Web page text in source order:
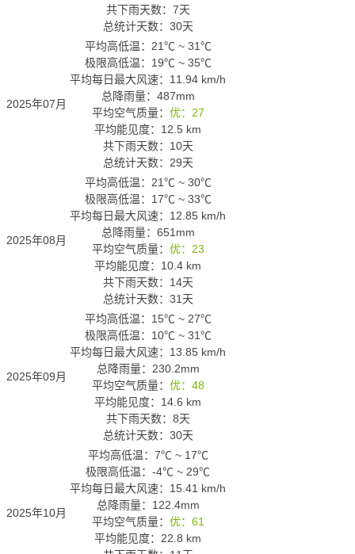
共下雨天数：7天
总统计天数：30天
2025年07月
平均高低温： 21℃ ~ 31℃
极限高低温： 19℃ ~ 35℃
平均每日最大风速：11.94 km/h
总降雨量：487mm
平均空气质量： 优：27
平均能见度：12.5 km
共下雨天数：10天
总统计天数：29天
2025年08月
平均高低温： 21℃ ~ 30℃
极限高低温： 17℃ ~ 33℃
平均每日最大风速：12.85 km/h
总降雨量：651mm
平均空气质量： 优：23
平均能见度：10.4 km
共下雨天数：14天
总统计天数：31天
2025年09月
平均高低温： 15℃ ~ 27℃
极限高低温： 10℃ ~ 31℃
平均每日最大风速：13.85 km/h
总降雨量：230.2mm
平均空气质量： 优：48
平均能见度：14.6 km
共下雨天数：8天
总统计天数：30天
2025年10月
平均高低温： 7℃ ~ 17℃
极限高低温： -4℃ ~ 29℃
平均每日最大风速：15.41 km/h
总降雨量：122.4mm
平均空气质量： 优：61
平均能见度：22.8 km